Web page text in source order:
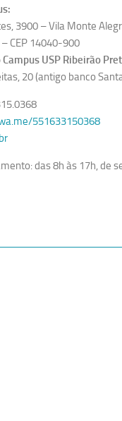
3900 – Vila Monte
CEP 14040-900
USP Ribeirão
20 (antigo banco
551633150368
das 8h às 17h, de